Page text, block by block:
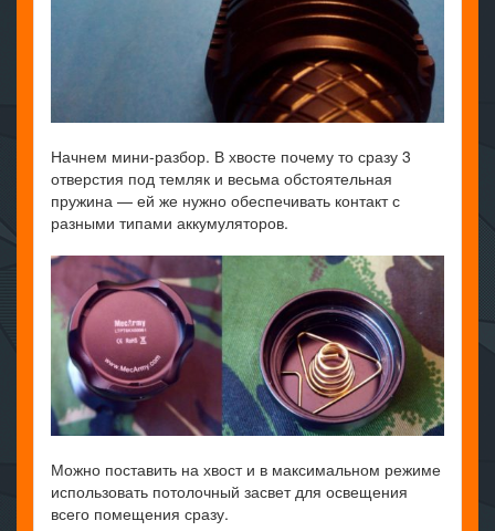
Начнем мини-разбор. В хвосте почему то сразу 3
отверстия под темляк и весьма обстоятельная
пружина — ей же нужно обеспечивать контакт с
разными типами аккумуляторов.
Можно поставить на хвост и в максимальном режиме
использовать потолочный засвет для освещения
всего помещения сразу.